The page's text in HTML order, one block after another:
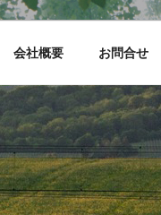
会社概要 お問合せ